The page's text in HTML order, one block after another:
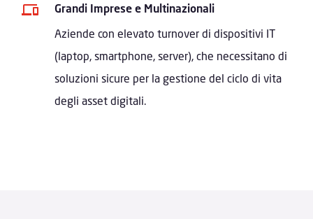
Grandi Imprese e Multinazionali
Aziende con elevato turnover di dispositivi IT
(laptop, smartphone, server), che necessitano di
soluzioni sicure per la gestione del ciclo di vita
degli asset digitali.